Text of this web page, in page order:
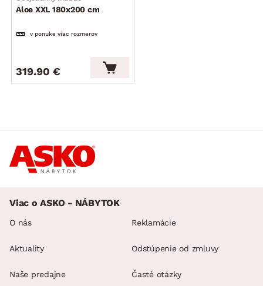
mechanický test: 40.000 cyklov
Aloe XXL 180x200 cm
v ponuke viac rozmerov
319.90 €
Viac o ASKO - NÁBYTOK
O nás
Aktuality
Naše predajne
Reklamácie
Odstúpenie od zmluvy
Časté otázky